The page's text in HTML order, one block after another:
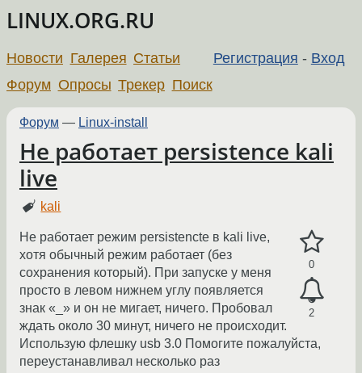
LINUX.ORG.RU
Регистрация - Вход
Новости Галерея Статьи
Форум Опросы Трекер Поиск
Форум — Linux-install
Не работает persistence kali
live
kali
0
2
Не работает режим persistencte в kali live,
хотя обычный режим работает (без
сохранения который). При запуске у меня
просто в левом нижнем углу появляется
знак «_» и он не мигает, ничего. Пробовал
ждать около 30 минут, ничего не происходит.
Использую флешку usb 3.0 Помогите пожалуйста,
переустанавливал несколько раз